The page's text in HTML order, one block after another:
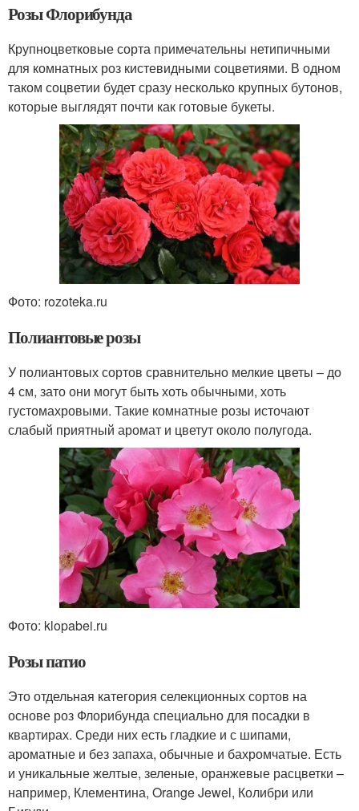
Розы Флорибунда
Крупноцветковые сорта примечательны нетипичными
для комнатных роз кистевидными соцветиями. В одном
таком соцветии будет сразу несколько крупных бутонов,
которые выглядят почти как готовые букеты.
Фото: rozoteka.ru
Полиантовые розы
У полиантовых сортов сравнительно мелкие цветы – до
4 см, зато они могут быть хоть обычными, хоть
густомахровыми. Такие комнатные розы источают
слабый приятный аромат и цветут около полугода.
Фото: klopabei.ru
Розы патио
Это отдельная категория селекционных сортов на
основе роз Флорибунда специально для посадки в
квартирах. Среди них есть гладкие и с шипами,
ароматные и без запаха, обычные и бахромчатые. Есть
и уникальные желтые, зеленые, оранжевые расцветки –
например, Клементина, Orange Jewel, Колибри или